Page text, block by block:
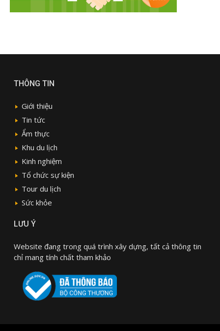
THÔNG TIN
Giới thiệu
Tin tức
Ẩm thực
Khu du lịch
Kinh nghiệm
Tổ chức sự kiện
Tour du lịch
Sức khỏe
LƯU Ý
Website đang trong quá trình xây dựng, tất cả thông tin
chỉ mang tính chất tham khảo